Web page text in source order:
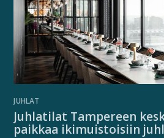
JUHLAT
Juhlatilat Tampereen
paikkaa ikimuistoisiin